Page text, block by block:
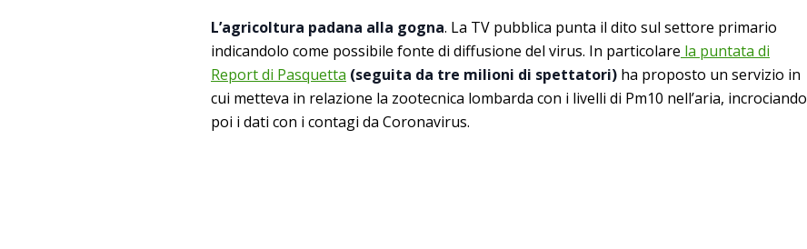
L’agricoltura padana alla gogna. La TV pubblica punta il dito sul settore primario
indicandolo come possibile fonte di diffusione del virus. In particolare la puntata di
Report di Pasquetta (seguita da tre milioni di spettatori) ha proposto un servizio in
cui metteva in relazione la zootecnica lombarda con i livelli di Pm10 nell’aria, incrociando
poi i dati con i contagi da Coronavirus.